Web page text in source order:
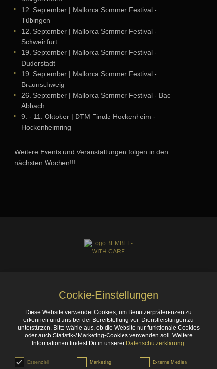
12. September | Mallorca Sommer Festival -
Tübingen
12. September | Mallorca Sommer Festival -
Schweinfurt
19. September | Mallorca Sommer Festival -
Duderstadt
19. September | Mallorca Sommer Festival -
Braunschweig
26. September | Mallorca Sommer Festival - Bad
Abbach
9. - 11. Oktober | DTM Finale Hockenheim -
Hockenheimring
Weitere Events und Veranstaltungen folgen in den
nächsten Wochen!!!
AGB DATENSCHUTZ DISCLAIMER FAQS IMPRESSUM
KONTAKT REKLAMATION
Cookie-Einstellungen
Diese Website verwendet Cookies, um Benutzerpräferenzen zu
erkennen und uns bei der Bereitstellung von Dienstleistungen zu
unterstützen. Bitte wähle aus, ob die Website nur funktionale Cookies
oder auch Statistik-/ Marketing-Cookies verwenden soll. Weitere
Informationen findest Du in unserer Datenschutzerklärung.
Essenziell Marketing Externe Medien